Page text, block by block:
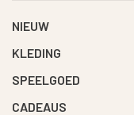
NIEUW
KLEDING
SPEELGOED
CADEAUS